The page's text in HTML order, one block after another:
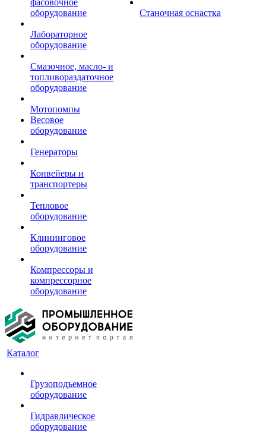
фасовочное
оборудование
Лабораторное
оборудование
Смазочное, масло- и
топливораздаточное
оборудование
Мотопомпы
Весовое
оборудование
Генераторы
Конвейеры и
транспортеры
Тепловое
оборудование
Клининговое
оборудование
Компрессоры и
компрессорное
оборудование
Станочная оснастка
Каталог
Грузоподъемное
оборудование
Гидравлическое
оборудование